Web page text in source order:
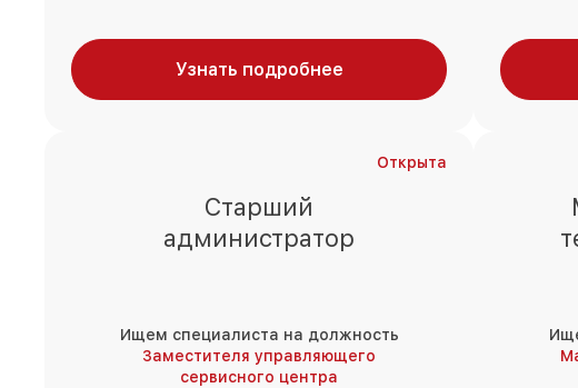
Узнать подробнее
Открыта
Старший
администратор
Ищем специалиста на должность
Заместителя управляющего
сервисного центра